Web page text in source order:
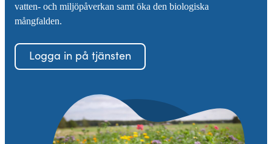
vatten- och miljöpåverkan samt öka den biologiska
mångfalden.
Logga in på tjänsten